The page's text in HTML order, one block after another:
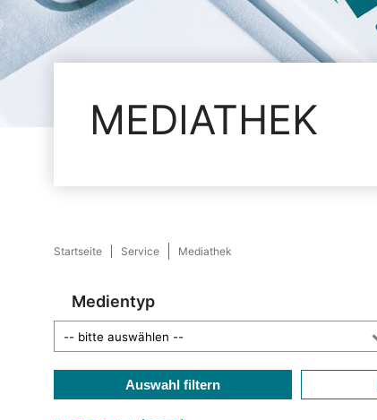
MEDIATHEK
Startseite Service Mediathek
Medientyp
Auswahl filtern